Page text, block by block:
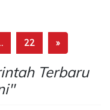
22 »
Terbaru